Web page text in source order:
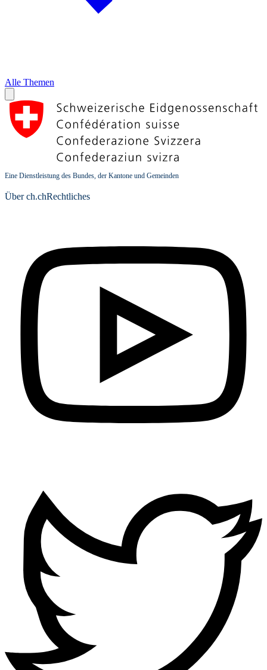
Alle Themen
Eine Dienstleistung des Bundes, der Kantone und Gemeinden
Über ch.chRechtliches